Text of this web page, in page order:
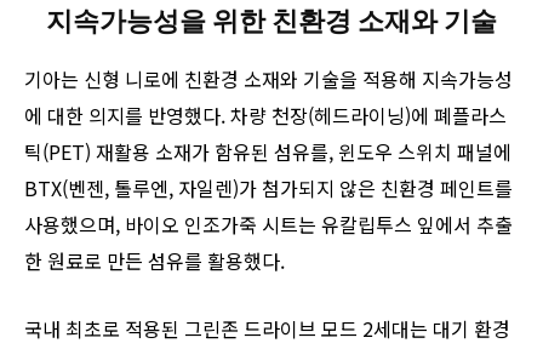
지속가능성을 위한 친환경 소재와 기술
기아는 신형 니로에 친환경 소재와 기술을 적용해 지속가능성
에 대한 의지를 반영했다. 차량 천장(헤드라이닝)에 폐플라스
틱(PET) 재활용 소재가 함유된 섬유를, 윈도우 스위치 패널에
BTX(벤젠, 톨루엔, 자일렌)가 첨가되지 않은 친환경 페인트를
사용했으며, 바이오 인조가죽 시트는 유칼립투스 잎에서 추출
한 원료로 만든 섬유를 활용했다.
국내 최초로 적용된 그린존 드라이브 모드 2세대는 대기 환경